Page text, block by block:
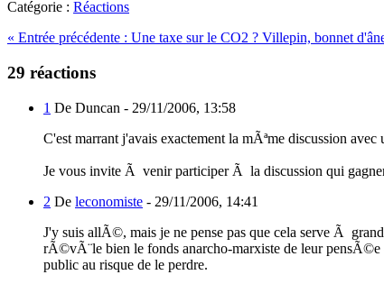
Catégorie : Réactions
« Entrée précédente : Une taxe sur le CO2 ? Villepin, bonnet
29 réactions
1 De Duncan - 29/11/2006, 13:58
C'est marrant j'avais exactement la mÃªme discussion
Je vous invite Ã venir participer Ã la discussion qui
2 De leconomiste - 29/11/2006, 14:41
J'y suis allÃ©, mais je ne pense pas que cela serve Ã
rÃ©vÃ¨le bien le fonds anarcho-marxiste de leur
public au risque de le perdre.